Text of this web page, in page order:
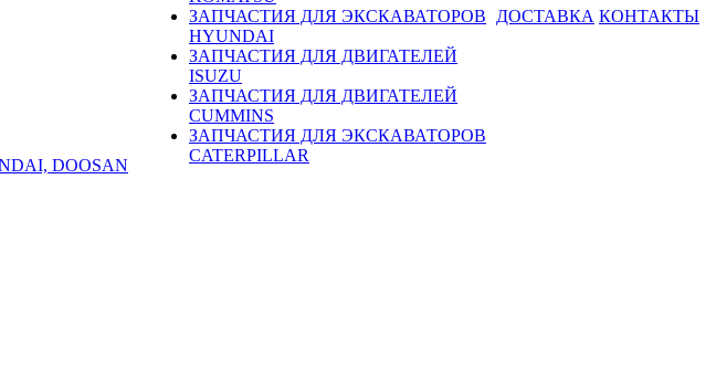
DOOSAN
ЗАПЧАСТИЯ ДЛЯ ЭКСКАВАТОРОВ
HYUNDAI
ЗАПЧАСТИЯ ДЛЯ ДВИГАТЕЛЕЙ
ISUZU
ЗАПЧАСТИЯ ДЛЯ ДВИГАТЕЛЕЙ
CUMMINS
ЗАПЧАСТИЯ ДЛЯ ЭКСКАВАТОРОВ
CATERPILLAR
ДОСТАВКА КОНТАКТЫ